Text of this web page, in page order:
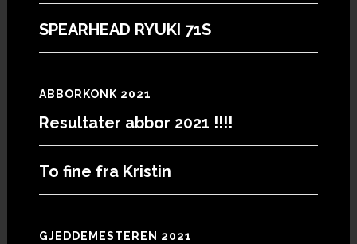
SPEARHEAD RYUKI 71S
ABBORKONK 2021
Resultater abbor 2021 !!!!
To fine fra Kristin
GJEDDEMESTEREN 2021